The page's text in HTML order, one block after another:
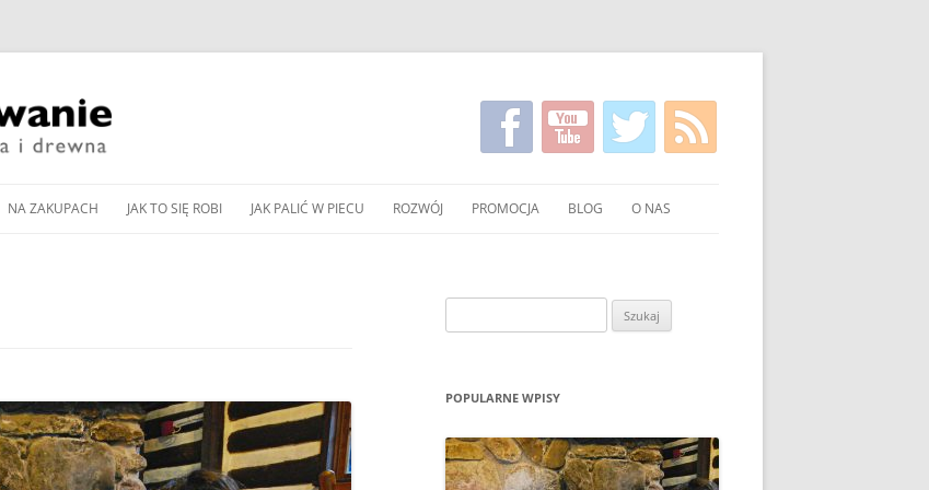
do
MIESZKAŃ
NA ZAKUPACH
KOTŁÓW ZASYPOWYCH
NA WĘGIEL I DREWNO
JAK TO SIĘ ROBI
ENERGETYCZNA DOMU
CZYSZCZENIE KOMINA
JAK PALIĆ W PIECU
JAK PALIĆ W PIECU KAFLOWYM
JAK PALIĆ W KOMINKU
ROZWÓJ
SPALANIE WĘGLA I DREWNA
PROMOCJA
POKAZY EKONOMICZNEGO
ULOTKI I PLAKATY
O PALENIU BEZ DYMU W MEDIACH
BLOG O NAS
POPULARNE WPISY